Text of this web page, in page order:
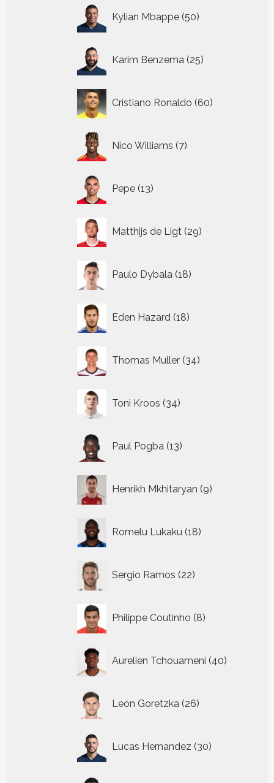
Kylian Mbappe 50
producten
Karim Benzema 25
producten
Cristiano Ronaldo 60
producten
Nico Williams 7
producten
Pepe 13
producten
Matthijs de Ligt 29
producten
Paulo Dybala 18
producten
Eden Hazard 18
producten
Thomas Muller 34
producten
Toni Kroos 34
producten
Paul Pogba 13
producten
Henrikh Mkhitaryan 9
producten
Romelu Lukaku 18
producten
Sergio Ramos 22
producten
Philippe Coutinho 8
producten
Aurelien Tchouameni 40
producten
Leon Goretzka 26
producten
Lucas Hernandez 30
producten